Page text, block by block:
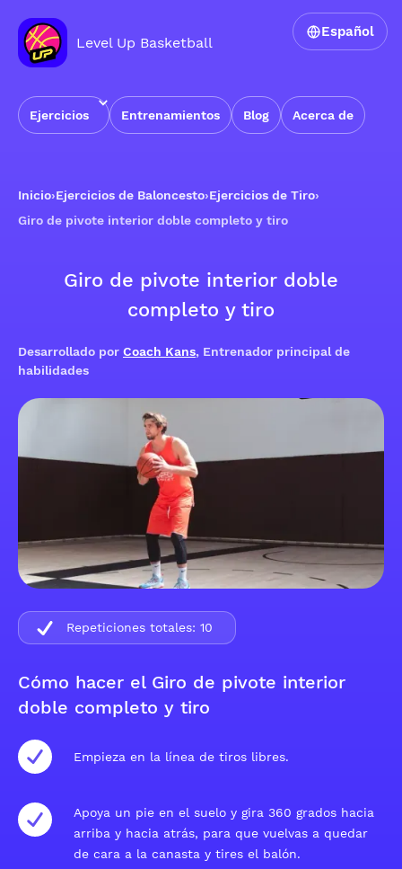
Level Up Basketball
Ejercicios Entrenamientos Blog Acerca de
Español
Inicio›Ejercicios de Baloncesto›Ejercicios de Tiro›
Giro de pivote interior doble completo y tiro
Giro de pivote interior doble
completo y tiro
Desarrollado por Coach Kans, Entrenador principal de
habilidades
Cómo hacer el Giro de pivote interior
doble completo y tiro
Empieza en la línea de tiros libres.
Apoya un pie en el suelo y gira 360 grados hacia
arriba y hacia atrás, para que vuelvas a quedar
de cara a la canasta y tires el balón.
Repeticiones totales: 10